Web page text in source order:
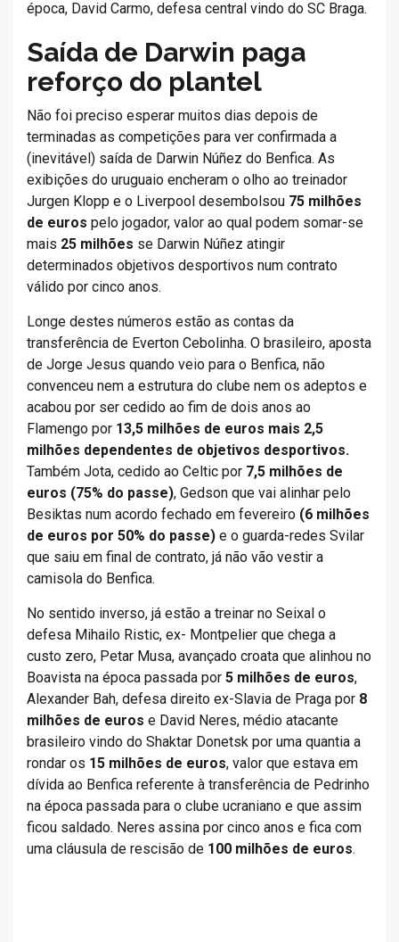
época, David Carmo, defesa central vindo do SC Braga.
Saída de Darwin paga
reforço do plantel
Não foi preciso esperar muitos dias depois de
terminadas as competições para ver confirmada a
(inevitável) saída de Darwin Núñez do Benfica. As
exibições do uruguaio encheram o olho ao treinador
Jurgen Klopp e o Liverpool desembolsou 75 milhões
de euros pelo jogador, valor ao qual podem somar-se
mais 25 milhões se Darwin Núñez atingir
determinados objetivos desportivos num contrato
válido por cinco anos.
Longe destes números estão as contas da
transferência de Everton Cebolinha. O brasileiro, aposta
de Jorge Jesus quando veio para o Benfica, não
convenceu nem a estrutura do clube nem os adeptos e
acabou por ser cedido ao fim de dois anos ao
Flamengo por 13,5 milhões de euros mais 2,5
milhões dependentes de objetivos desportivos.
Também Jota, cedido ao Celtic por 7,5 milhões de
euros (75% do passe), Gedson que vai alinhar pelo
Besiktas num acordo fechado em fevereiro (6 milhões
de euros por 50% do passe) e o guarda-redes Svilar
que saiu em final de contrato, já não vão vestir a
camisola do Benfica.
No sentido inverso, já estão a treinar no Seixal o
defesa Mihailo Ristic, ex- Montpelier que chega a
custo zero, Petar Musa, avançado croata que alinhou no
Boavista na época passada por 5 milhões de euros,
Alexander Bah, defesa direito ex-Slavia de Praga por 8
milhões de euros e David Neres, médio atacante
brasileiro vindo do Shaktar Donetsk por uma quantia a
rondar os 15 milhões de euros, valor que estava em
dívida ao Benfica referente à transferência de Pedrinho
na época passada para o clube ucraniano e que assim
ficou saldado. Neres assina por cinco anos e fica com
uma cláusula de rescisão de 100 milhões de euros.